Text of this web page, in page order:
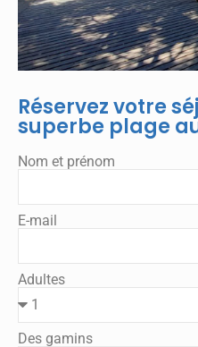
Réservez votre
superbe plage
Nom et prénom
E-mail
Adultes
Des gamins